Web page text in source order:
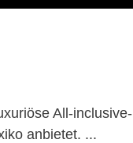
All-inclusive-
anbietet. ...